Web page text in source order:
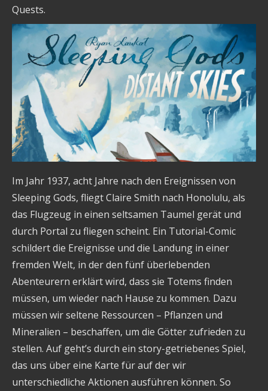
Quests.
Im Jahr 1937, acht Jahre nach den Ereignissen von
Sleeping Gods, fliegt Claire Smith nach Honolulu, als
das Flugzeug in einen seltsamen Taumel gerät und
durch Portal zu fliegen scheint. Ein Tutorial-Comic
schildert die Ereignisse und die Landung in einer
fremden Welt, in der den fünf überlebenden
Abenteurern erklärt wird, dass sie Totems finden
müssen, um wieder nach Hause zu kommen. Dazu
müssen wir seltene Ressourcen – Pflanzen und
Mineralien – beschaffen, um die Götter zufrieden zu
stellen. Auf geht’s durch ein story-getriebenes Spiel,
das uns über eine Karte für auf der wir
unterschiedliche Aktionen ausführen können. So